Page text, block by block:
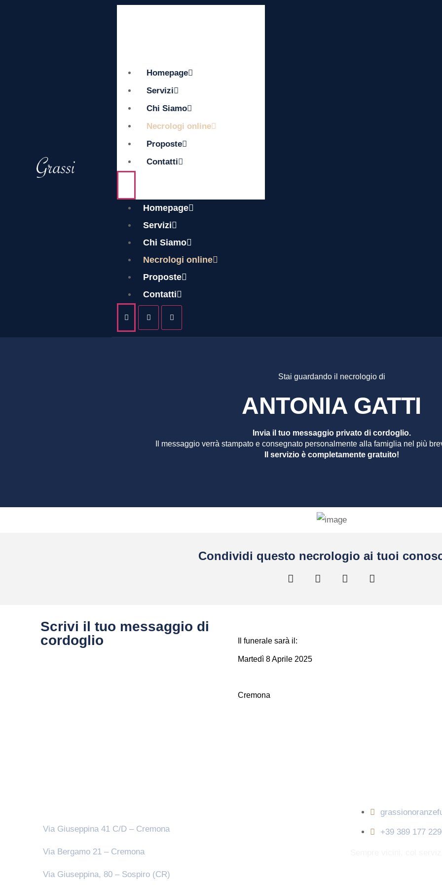
Homepage
Servizi
Chi Siamo
Necrologi online
Proposte
Contatti
Homepage
Servizi
Chi Siamo
Necrologi online
Proposte
Contatti
ANTONIA
Stai guardando il necrologio di
ANTONIA GATTI
Invia il tuo messaggio privato di cordoglio.
Il messaggio verrà stampato e consegnato personalmente alla famiglia nel più
Il servizio è completamente gratuito!
Condividi questo necrologio ai tuoi
Scrivi il tuo messaggio di
cordoglio
Il funerale sarà il:
Martedì 8 Aprile 2025
Cremona
Via Giuseppina 41 C/D – Cremona
Via Bergamo 21 – Cremona
Via Giuseppina, 80 – Sospiro (CR)
+39 389 177